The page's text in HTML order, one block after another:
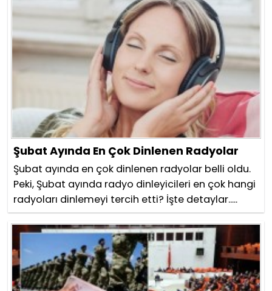
Şubat Ayında En Çok Dinlenen Radyolar
Şubat ayında en çok dinlenen radyolar belli oldu.
Peki, Şubat ayında radyo dinleyicileri en çok hangi
radyoları dinlemeyi tercih etti? İşte detaylar.....